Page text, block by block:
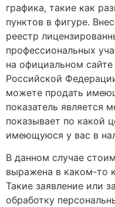
графика, такие как
пунктов в фигуре.
реестр
профессиональных
на официальном сайте
Российской
можете продать
показатель является
показывает по какой
имеющуюся у вас в
В данном случае
выражена в каком-то
Такие заявление или
обработку